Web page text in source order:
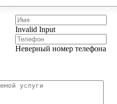
Invalid Input
Неверный номер телефона